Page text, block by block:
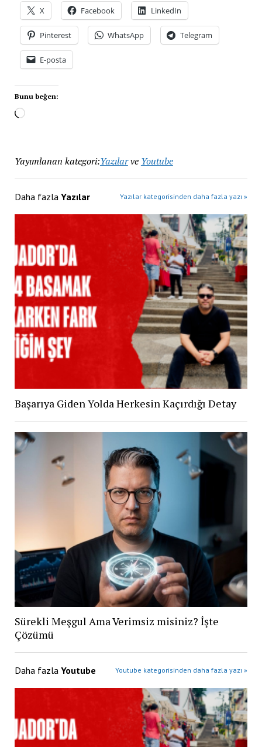
X Facebook LinkedIn
Pinterest WhatsApp Telegram
E-posta
Bunu beğen:
Yayımlanan kategori:Yazılarve Youtube
Daha fazla Yazılar Yazılar kategorisinden daha fazla yazı »
Başarıya Giden Yolda Herkesin Kaçırdığı Detay
Sürekli Meşgul Ama Verimsiz misiniz? İşte
Çözümü
Daha fazla Youtube Youtube kategorisinden daha fazla yazı »